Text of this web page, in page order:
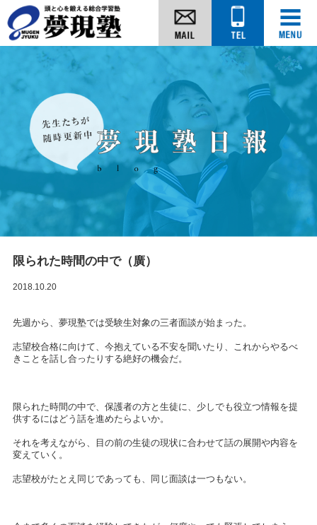
限られた時間の中で（廣）
2018.10.20
先週から、夢現塾では受験生対象の三者面談が始まった。
志望校合格に向けて、今抱えている不安を聞いたり、これからやるべ
きことを話し合ったりする絶好の機会だ。
限られた時間の中で、保護者の方と生徒に、少しでも役立つ情報を提
供するにはどう話を進めたらよいか。
それを考えながら、目の前の生徒の現状に合わせて話の展開や内容を
変えていく。
志望校がたとえ同じであっても、同じ面談は一つもない。